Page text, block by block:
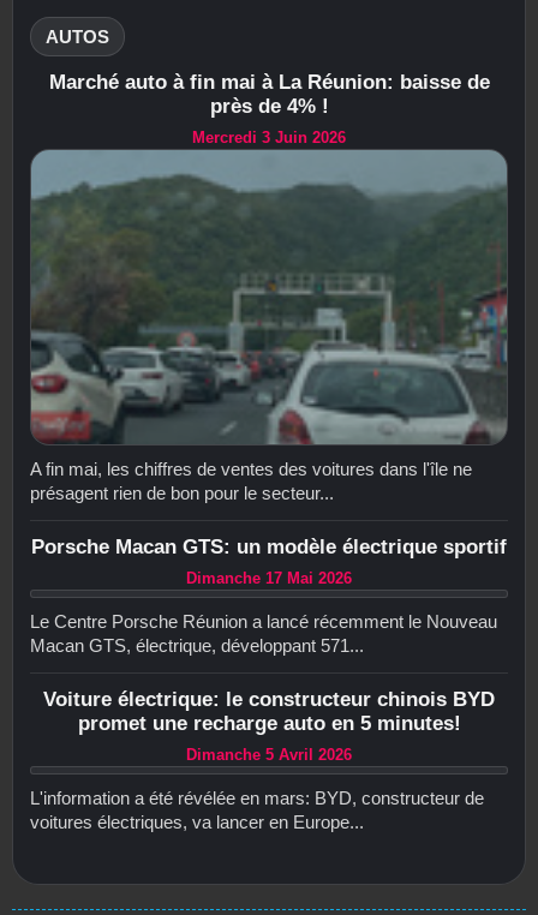
AUTOS
Marché auto à fin mai à La Réunion: baisse de
près de 4% !
Mercredi 3 Juin 2026
A fin mai, les chiffres de ventes des voitures dans l'île ne
présagent rien de bon pour le secteur...
Porsche Macan GTS: un modèle électrique sportif
Dimanche 17 Mai 2026
Le Centre Porsche Réunion a lancé récemment le Nouveau
Macan GTS, électrique, développant 571...
Voiture électrique: le constructeur chinois BYD
promet une recharge auto en 5 minutes!
Dimanche 5 Avril 2026
L'information a été révélée en mars: BYD, constructeur de
voitures électriques, va lancer en Europe...